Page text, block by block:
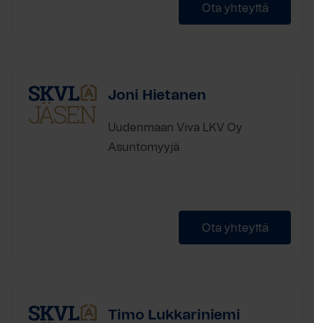
Ota yhteyttä
Joni Hietanen
Uudenmaan Viva LKV Oy
Asuntomyyjä
Ota yhteyttä
Timo Lukkariniemi